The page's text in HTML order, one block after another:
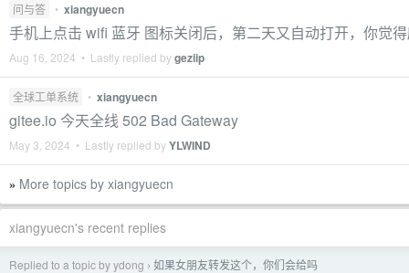
问与答 • xiangyuecn
手机上点击 wifi 蓝牙 图标关闭后，第二天又自动打开，你觉
Aug 16, 2024 • Lastly replied bygeziip
全球工单系统 • xiangyuecn
gitee.io 今天全线 502 Bad Gateway
May 3, 2024 • Lastly replied byYLWIND
» More topics by xiangyuecn
xiangyuecn's recent replies
Replied to a topic by ydong › 如果女朋友转发这个，你们会给吗